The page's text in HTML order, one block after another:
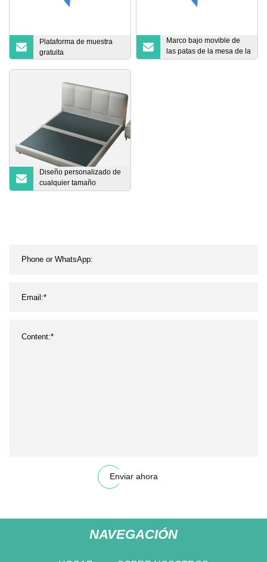
Plataforma de muestra
gratuita
Marco bajo movible de
las patas de la mesa de la
barra de comedor del
Diseño personalizado de
cualquier tamaño
disponible, marco de
Enviar ahora
NAVEGACIÓN